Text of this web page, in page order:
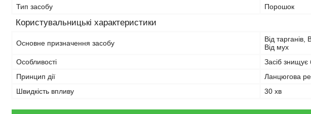
Тип засобу
Порошок
Користувальницькі характеристики
Основне призначення засобу
Від тарганів,
Від мух
Особливості
Засіб знищує
Принцип дії
Ланцюгова
Швидкість впливу
30 хв